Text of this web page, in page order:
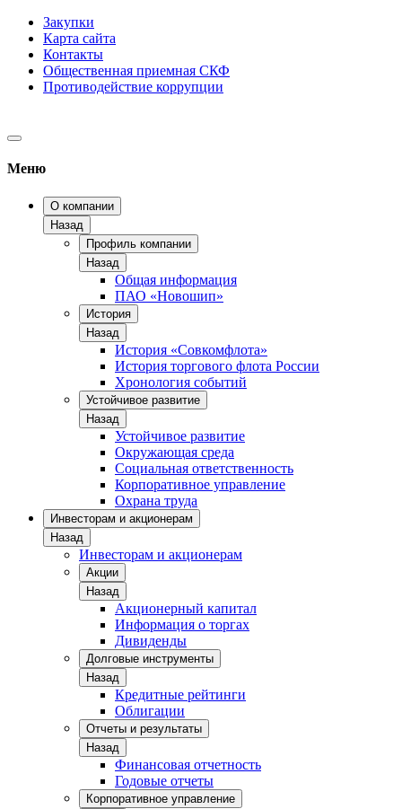
Закупки
Карта сайта
Контакты
Общественная приемная СКФ
Противодействие коррупции
Меню
О компании
Назад
Профиль компании
Назад
Общая информация
ПАО «Новошип»
История
Назад
История «Совкомфлота»
История торгового флота России
Хронология событий
Устойчивое развитие
Назад
Устойчивое развитие
Окружающая среда
Социальная ответственность
Корпоративное управление
Охрана труда
Инвесторам и акционерам
Назад
Инвесторам и акционерам
Акции
Назад
Акционерный капитал
Информация о торгах
Дивиденды
Долговые инструменты
Назад
Кредитные рейтинги
Облигации
Отчеты и результаты
Назад
Финансовая отчетность
Годовые отчеты
Корпоративное управление